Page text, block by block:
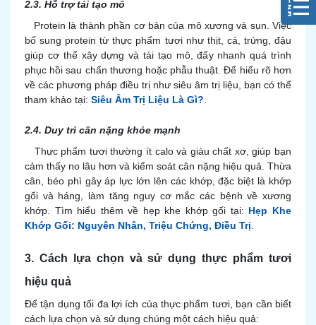
2.3. Hỗ trợ tái tạo mô
Protein là thành phần cơ bản của mô xương và sụn. Việc
bổ sung protein từ thực phẩm tươi như thịt, cá, trứng, đậu
giúp cơ thể xây dựng và tái tạo mô, đẩy nhanh quá trình
phục hồi sau chấn thương hoặc phẫu thuật. Để hiểu rõ hơn
về các phương pháp điều trị như siêu âm trị liệu, bạn có thể
tham khảo tại: Siêu Âm Trị Liệu Là Gì?
2.4. Duy trì cân nặng khỏe mạnh
Thực phẩm tươi thường ít calo và giàu chất xơ, giúp bạn
cảm thấy no lâu hơn và kiểm soát cân nặng hiệu quả. Thừa
cân, béo phì gây áp lực lớn lên các khớp, đặc biệt là khớp
gối và háng, làm tăng nguy cơ mắc các bệnh về xương
khớp. Tìm hiểu thêm về hẹp khe khớp gối tại: Hẹp Khe
Khớp Gối: Nguyên Nhân, Triệu Chứng, Điều Trị
3. Cách lựa chọn và sử dụng thực phẩm tươi
hiệu quả
Để tận dụng tối đa lợi ích của thực phẩm tươi, bạn cần biết
cách lựa chọn và sử dụng chúng một cách hiệu quả: